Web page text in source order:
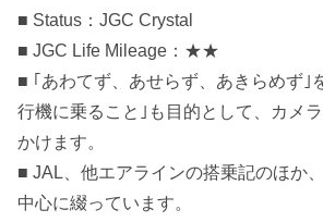
■ Status：JGC Crystal
■ JGC Life Mileage：★★
■ ｢あわてず、あせらず、あきらめず｣
行機に乗ること｣も目的として、カメ
かけます。
■ JAL、他エアラインの搭乗記のほか
中心に綴っています。